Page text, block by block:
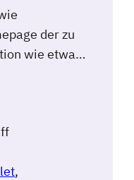
der zu
wie etwa…